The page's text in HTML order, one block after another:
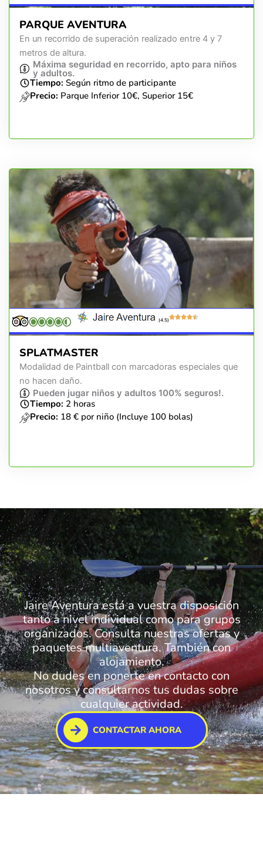
PARQUE AVENTURA
En un recorrido de superación realizado entre 4 y 7
metros de altura.
Máxima seguridad en recorrido, apto para niños
y adultos.
Tiempo: Según ritmo de participante
Precio: Parque Inferior 10€, Superior 15€
(4.5)
SPLATMASTER
Modalidad de Paintball con marcadoras especiales que
no hacen daño.
Pueden jugar niños y adultos 100% seguros!.
Tiempo: 2 horas
Precio: 18 € por niño (Incluye 100 bolas)
Jaire Aventura está a vuestra disposición
tanto a nivel individual como para grupos
organizados. Consulta nuestras ofertas y
paquetes multiaventura. También con
alojamiento.
No dudes en ponerte en contacto con
nosotros y consultarnos tus dudas sobre
cualquier actividad.
CONTACTAR AHORA